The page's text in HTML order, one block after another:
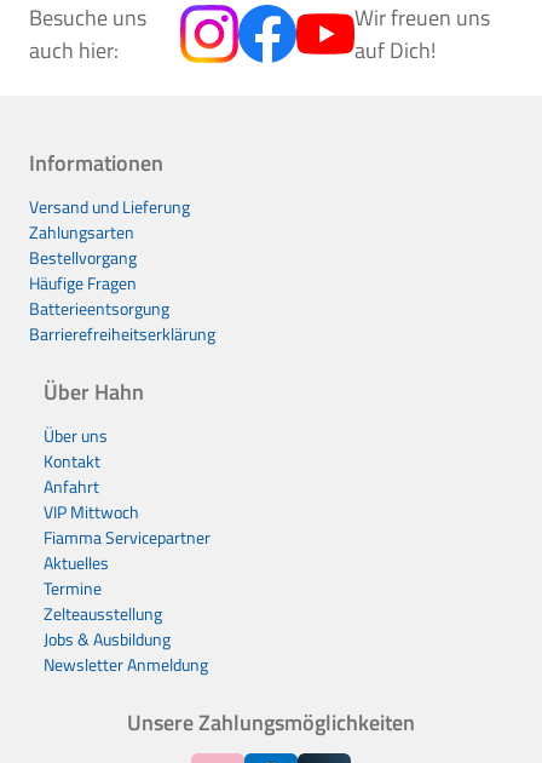
Besuche uns
auch hier:
Wir freuen uns
auf Dich!
Informationen
Versand und Lieferung
Zahlungsarten
Bestellvorgang
Häufige Fragen
Batterieentsorgung
Barrierefreiheitserklärung
Über Hahn
Über uns
Kontakt
Anfahrt
VIP Mittwoch
Fiamma Servicepartner
Aktuelles
Termine
Zelteausstellung
Jobs & Ausbildung
Newsletter Anmeldung
Unsere Zahlungsmöglichkeiten